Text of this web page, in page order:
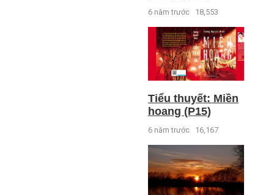
6 năm trước 18,553
Tiểu thuyết: Miền
hoang (P15)
6 năm trước 16,167